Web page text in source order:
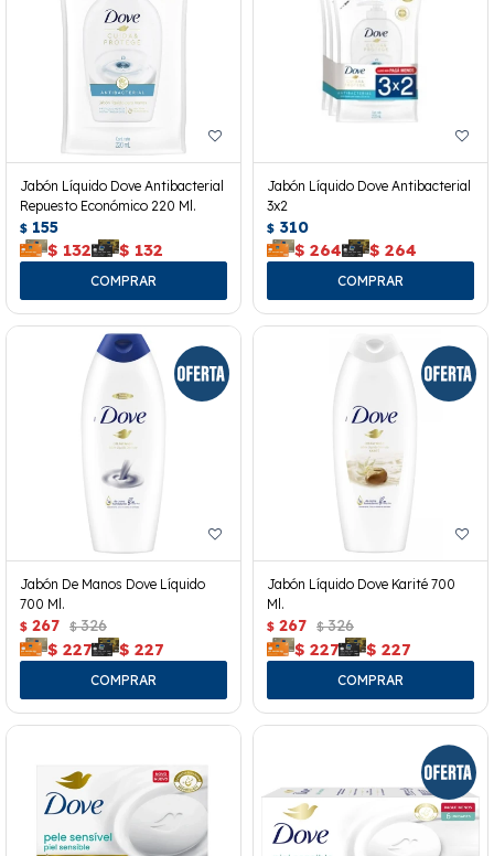
Jabón Líquido Dove Antibacterial
Repuesto Económico 220 Ml.
$ 155
$ 132 $ 132
Jabón Líquido Dove Antibacterial
3x2
$ 310
$ 264 $ 264
Jabón De Manos Dove Líquido
700 Ml.
$ 267 $ 326
$ 227 $ 227
Jabón Líquido Dove Karité 700
Ml.
$ 267 $ 326
$ 227 $ 227